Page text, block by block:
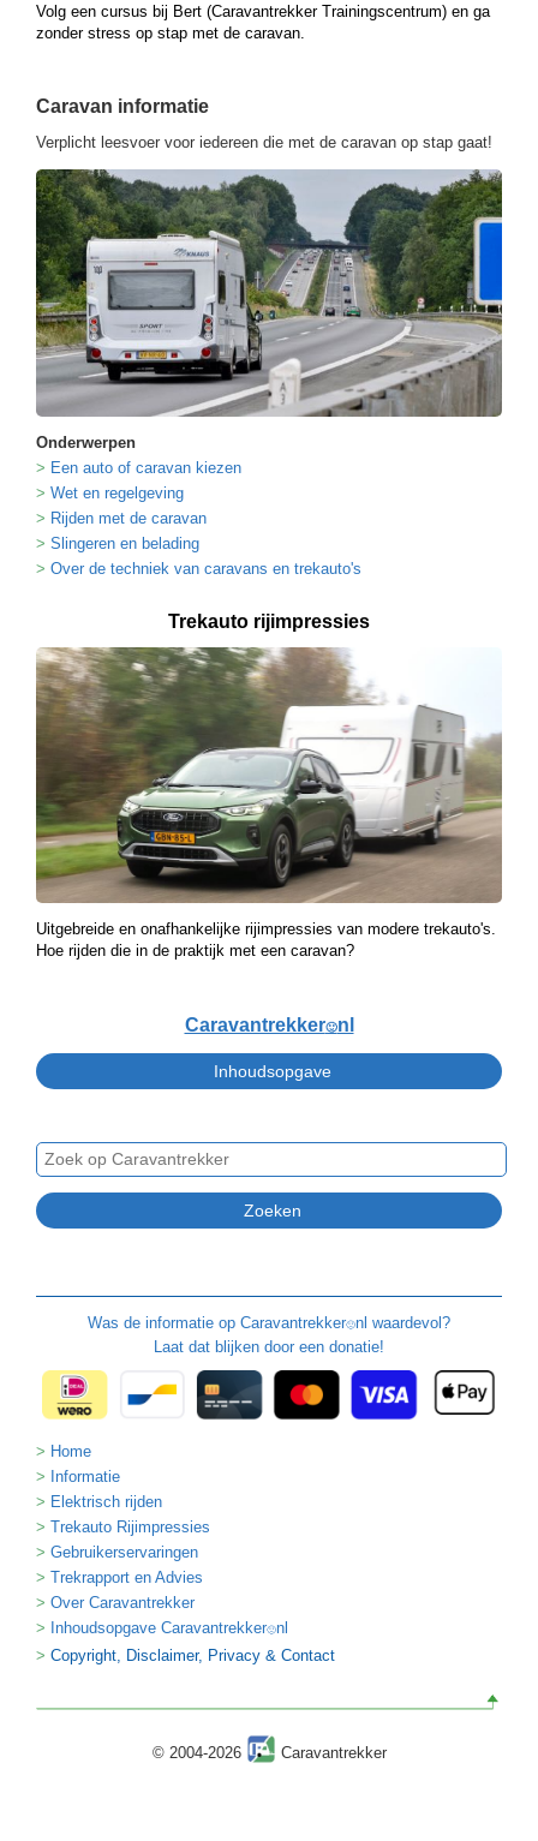
Volg een cursus bij Bert (Caravantrekker Trainingscentrum) en ga
zonder stress op stap met de caravan.
Caravan informatie
Verplicht leesvoer voor iedereen die met de caravan op stap gaat!
Onderwerpen
Een auto of caravan kiezen
Wet en regelgeving
Rijden met de caravan
Slingeren en belading
Over de techniek van caravans en trekauto's
Trekauto rijimpressies
Uitgebreide en onafhankelijke rijimpressies van modere trekauto's.
Hoe rijden die in de praktijk met een caravan?
Caravantrekker🙂nl
Was de informatie op Caravantrekker🙂nl waardevol?
Laat dat blijken door een donatie!
Home
Informatie
Elektrisch rijden
Trekauto Rijimpressies
Gebruikerservaringen
Trekrapport en Advies
Over Caravantrekker
Inhoudsopgave Caravantrekker🙂nl
Copyright, Disclaimer, Privacy & Contact
© 2004-2026 Caravantrekker